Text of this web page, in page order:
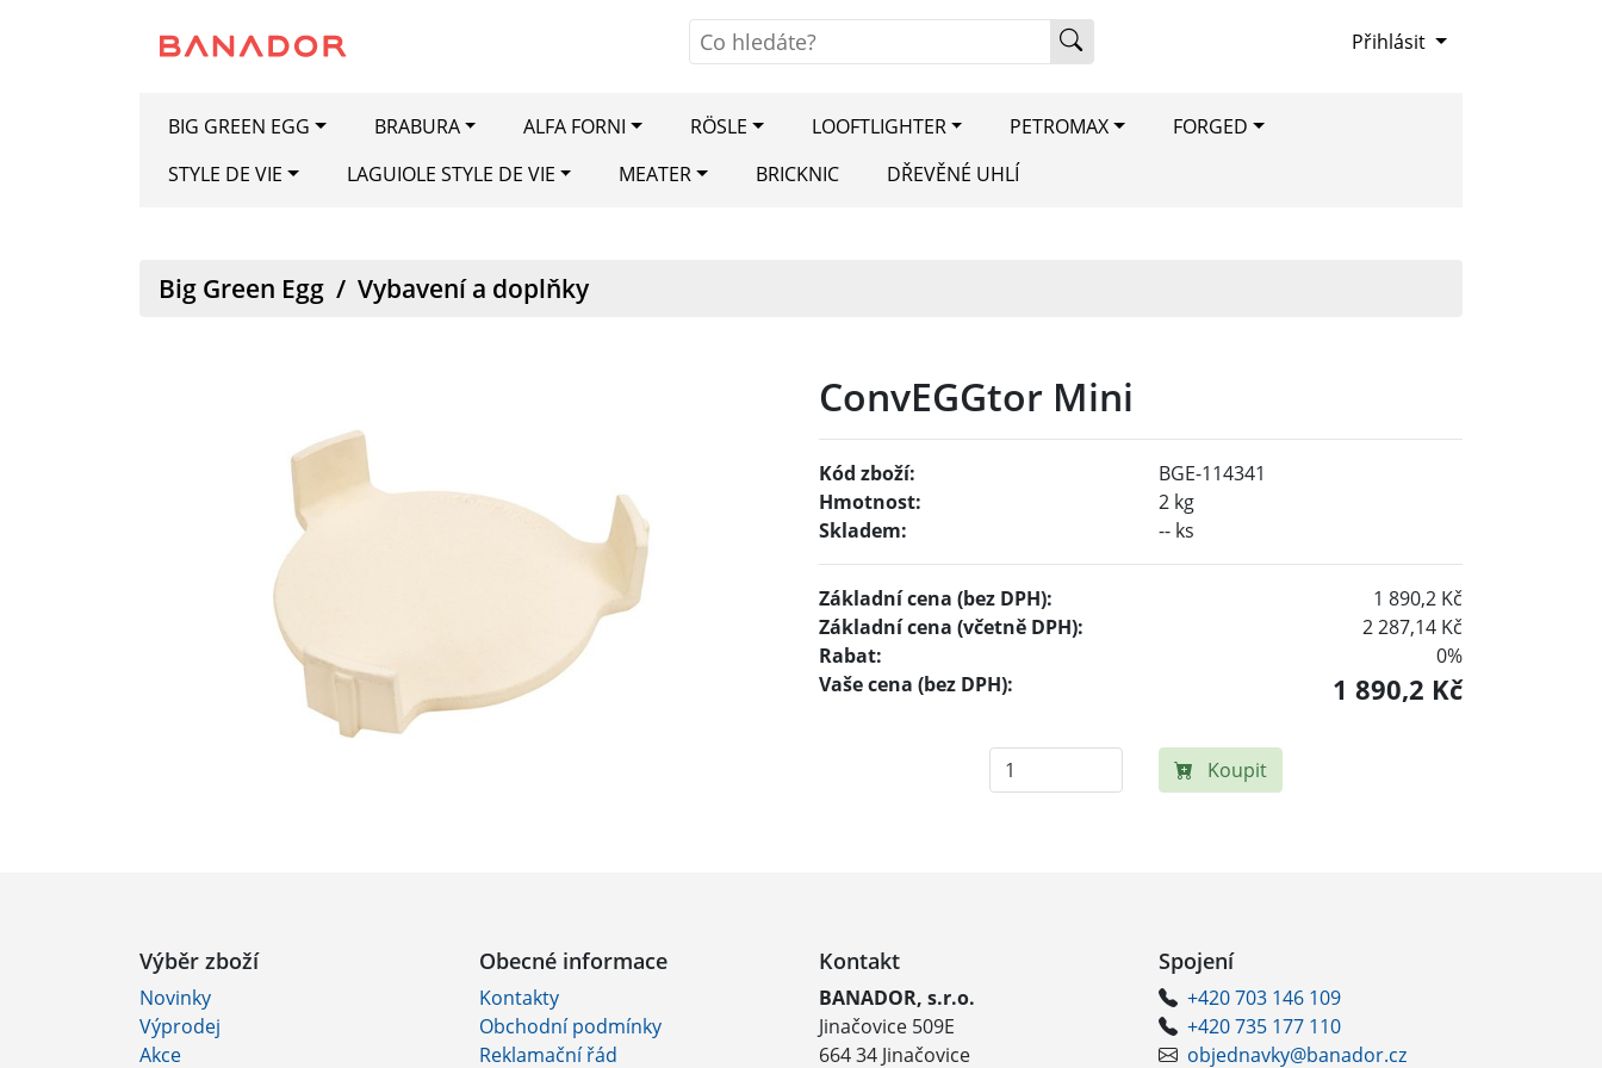
Přihlásit
BIG GREEN EGG BRABURA ALFA FORNI RÖSLE LOOFTLIGHTER PETROMAX
FORGED
STYLE DE VIE
LAGUIOLE STYLE DE VIE MEATER BRICKNIC DŘEVĚNÉ UHLÍ
Big Green Egg / Vybavení a doplňky
ConvEGGtor Mini
Kód zboží:
BGE-114341
Hmotnost:
2 kg
Skladem:
-- ks
Základní cena (bez DPH):
1 890,2 Kč
Základní cena (včetně DPH):
2 287,14 Kč
Rabat:
0%
Vaše cena (bez DPH):
1 890,2 Kč
Koupit
Výběr zboží
Novinky
Výprodej
Akce
Obecné informace
Kontakty
Obchodní podmínky
Reklamační řád
Kontakt
BANADOR, s.r.o.
Jinačovice 509E
664 34 Jinačovice
Spojení
+420 703 146 109
+420 735 177 110
objednavky@banador.cz